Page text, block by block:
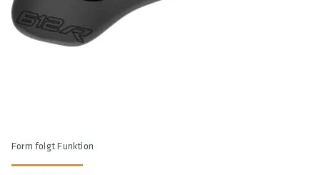
Form folgt Funktion